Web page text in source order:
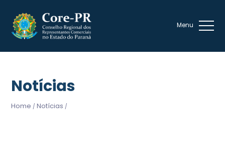
Notícias
Home / Notícias /